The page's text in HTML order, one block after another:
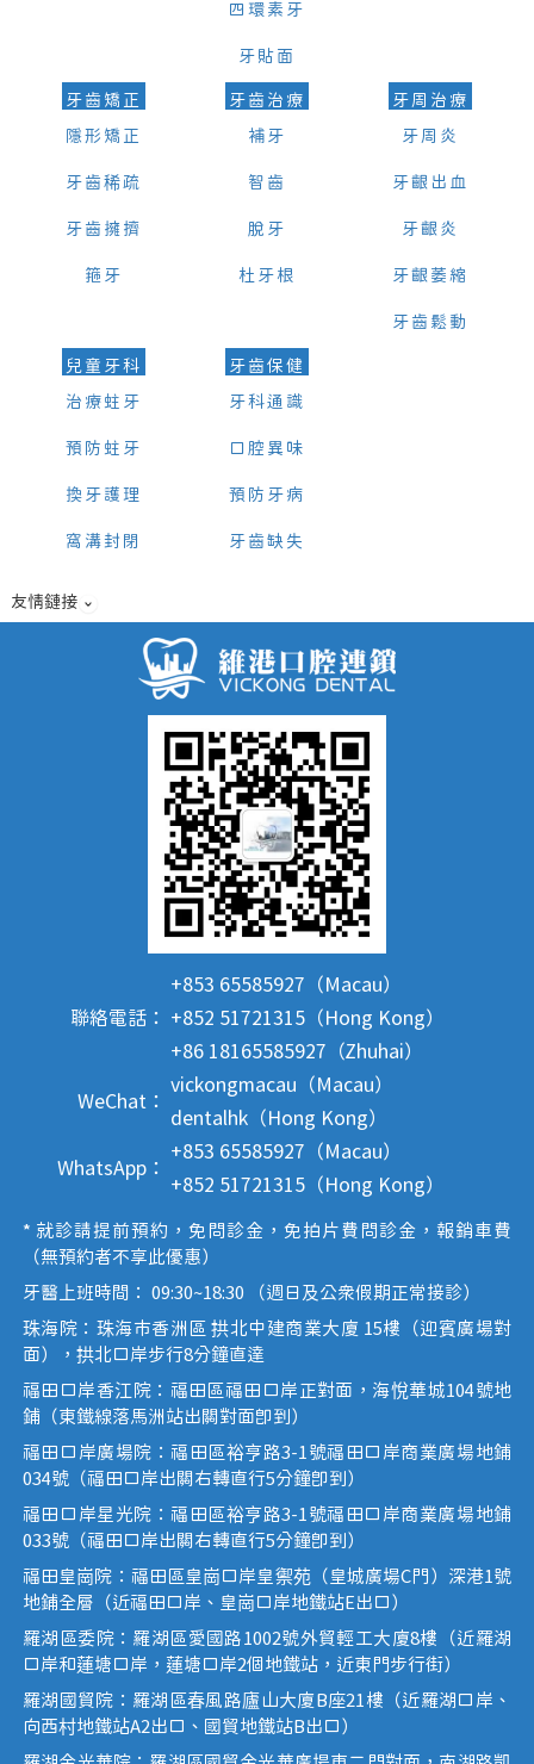
四環素牙
牙貼面
牙齒矯正
隱形矯正
牙齒稀疏
牙齒擁擠
箍牙
牙齒治療
補牙
智齒
脫牙
杜牙根
牙周治療
牙周炎
牙齦出血
牙齦炎
牙齦萎縮
牙齒鬆動
兒童牙科
治療蛀牙
預防蛀牙
換牙護理
窩溝封閉
牙齒保健
牙科通識
口腔異味
預防牙病
牙齒缺失
友情鏈接
聯絡電話：
+853 65585927（Macau）
+852 51721315（Hong Kong）
+86 18165585927（Zhuhai）
WeChat：
vickongmacau（Macau）
dentalhk（Hong Kong）
WhatsApp：
+853 65585927（Macau）
+852 51721315（Hong Kong）
* 就診請提前預約，免問診金，免拍片費問診金，報銷車費
（無預約者不享此優惠）
牙醫上班時間： 09:30~18:30 （週日及公眾假期正常接診）
珠海院：珠海市香洲區 拱北中建商業大廈 15樓（迎賓廣場對
面），拱北口岸步行8分鐘直達
福田口岸香江院：福田區福田口岸正對面，海悅華城104號地
鋪（東鐵線落馬洲站出關對面即到）
福田口岸廣場院：福田區裕亨路3-1號福田口岸商業廣場地鋪
034號（福田口岸出關右轉直行5分鐘即到）
福田口岸星光院：福田區裕亨路3-1號福田口岸商業廣場地鋪
033號（福田口岸出關右轉直行5分鐘即到）
福田皇崗院：福田區皇崗口岸皇禦苑（皇城廣場C門）深港1號
地鋪全層（近福田口岸、皇崗口岸地鐵站E出口）
羅湖區委院：羅湖區愛國路1002號外貿輕工大廈8樓（近羅湖
口岸和蓮塘口岸，蓮塘口岸2個地鐵站，近東門步行街）
羅湖國貿院：羅湖區春風路廬山大廈B座21樓（近羅湖口岸、
向西村地鐵站A2出口、國貿地鐵站B出口）